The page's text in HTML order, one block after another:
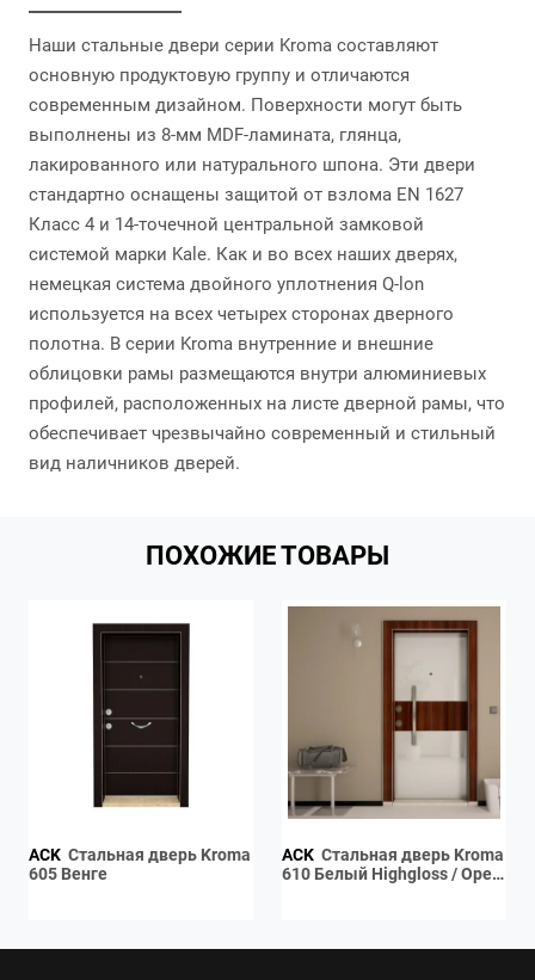
Наши стальные двери серии Kroma составляют
основную продуктовую группу и отличаются
современным дизайном. Поверхности могут быть
выполнены из 8-мм MDF-ламината, глянца,
лакированного или натурального шпона. Эти двери
стандартно оснащены защитой от взлома EN 1627
Класс 4 и 14-точечной центральной замковой
системой марки Kale. Как и во всех наших дверях,
немецкая система двойного уплотнения Q-lon
используется на всех четырех сторонах дверного
полотна. В серии Kroma внутренние и внешние
облицовки рамы размещаются внутри алюминиевых
профилей, расположенных на листе дверной рамы, что
обеспечивает чрезвычайно современный и стильный
вид наличников дверей.
ПОХОЖИЕ ТОВАРЫ
ACK
605 Венге
ACK
610 Белый Highgloss / Орех